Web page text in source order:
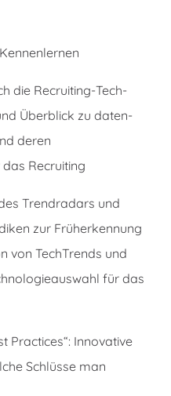
die Recruiting-Tech-
Überblick zu daten-
deren
Recruiting
Trendradars und
zur Früherkennung
von TechTrends und
für das
Practices“: Innovative
Schlüsse man